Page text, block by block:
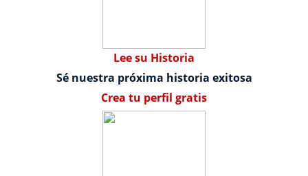
Lee su Historia
Sé nuestra próxima historia exitosa
Crea tu perfil gratis